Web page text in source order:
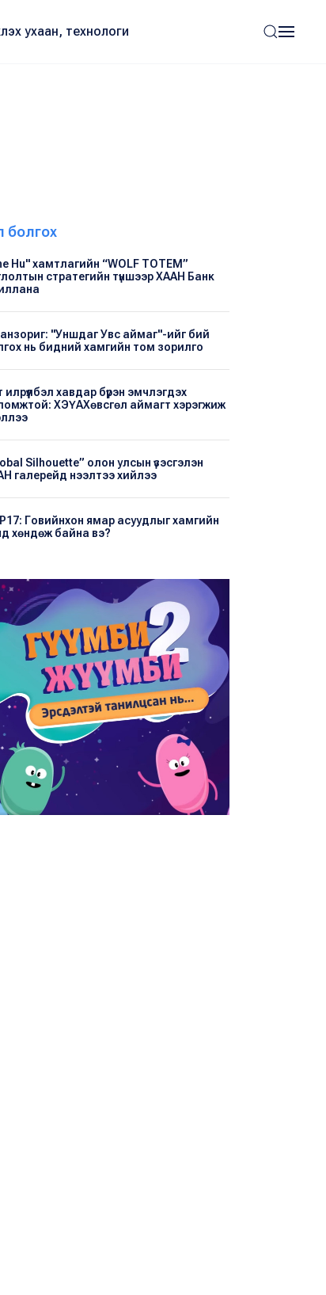
ухаан, технологи
болгох
Hu" хамтлагийн “WOLF TOTEM”
стратегийн түншээр ХААН Банк
"Уншдаг Увс аймаг"-ийг бий
нь бидний хамгийн том зорилго
илрүүлбэл хавдар бүрэн эмчлэгдэх
ХЭҮА​Хөвсгөл аймагт хэрэгжиж
Silhouette” олон улсын үзэсгэлэн
галерейд нээлтээ хийлээ
Говийнхон ямар асуудлыг хамгийн
хөндөж байна вэ?